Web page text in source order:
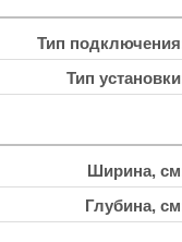
Тип подключения
Тип установки
Ширина, см
Глубина, см